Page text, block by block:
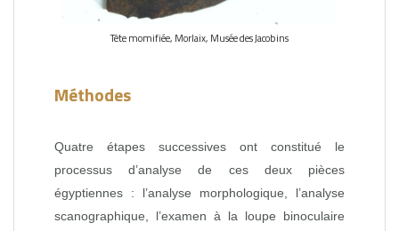
Tête momifiée, Morlaix, Musée des Jacobins
Méthodes
Quatre étapes successives ont constitué le
processus d’analyse de ces deux pièces
égyptiennes : l’analyse morphologique, l’analyse
scanographique, l’examen à la loupe binoculaire